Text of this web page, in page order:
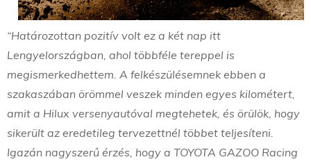
“Határozottan pozitív volt ez a két nap itt
Lengyelországban, ahol többféle tereppel is
megismerkedhettem. A felkészülésemnek ebben a
szakaszában örömmel veszek minden egyes kilométert,
amit a Hilux versenyautóval megtehetek, és örülök, hogy
sikerült az eredetileg tervezettnél többet teljesíteni.
Igazán nagyszerű érzés, hogy a TOYOTA GAZOO Racing